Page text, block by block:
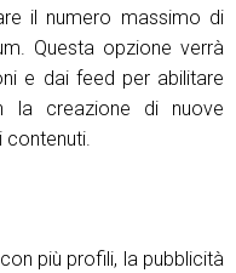
il numero massimo di
Questa opzione verrà
e dai feed per abilitare
la creazione di nuove
contenuti.
più profili, la pubblicità